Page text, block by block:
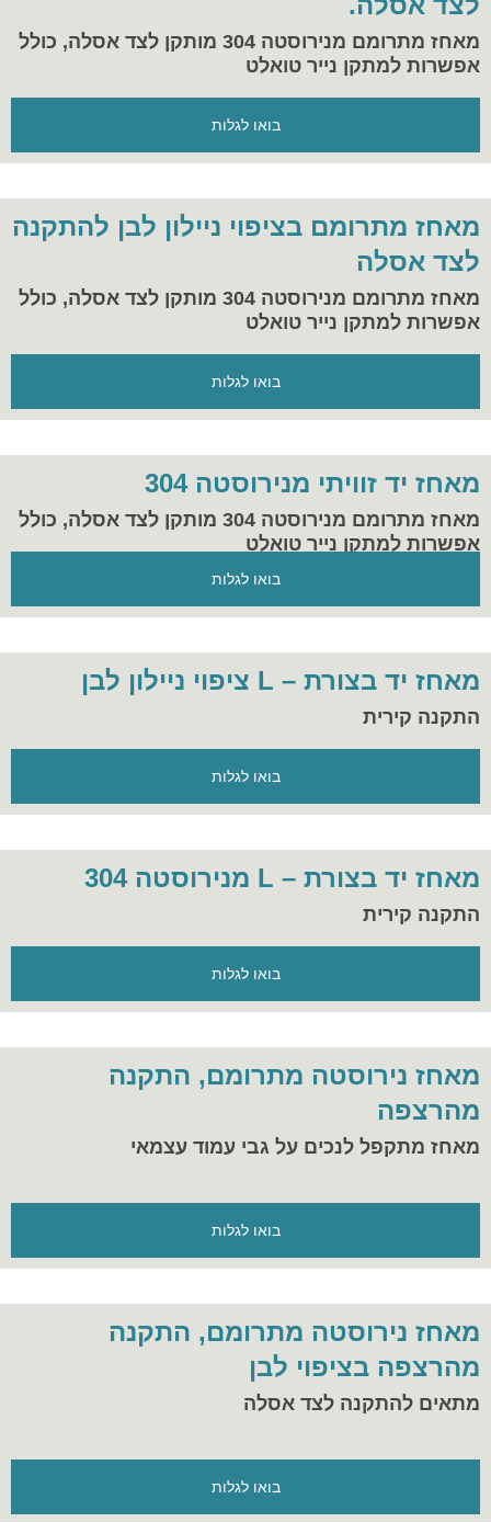
מאחז מתרומם מנירוסטה 304 מותקן לצד אסלה, כולל
אפשרות למתקן נייר טואלט
בואו לגלות
מאחז מתרומם בציפוי ניילון לבן להתקנה
לצד אסלה
מאחז מתרומם מנירוסטה 304 מותקן לצד אסלה, כולל
אפשרות למתקן נייר טואלט
בואו לגלות
מאחז יד זוויתי מנירוסטה 304
מאחז מתרומם מנירוסטה 304 מותקן לצד אסלה, כולל
אפשרות למתקן נייר טואלט
בואו לגלות
מאחז יד בצורת – L ציפוי ניילון לבן
התקנה קירית
בואו לגלות
מאחז יד בצורת – L מנירוסטה 304
התקנה קירית
בואו לגלות
מאחז נירוסטה מתרומם, התקנה
מהרצפה
מאחז מתקפל לנכים על גבי עמוד עצמאי
בואו לגלות
מאחז נירוסטה מתרומם, התקנה
מהרצפה בציפוי לבן
מתאים להתקנה לצד אסלה
בואו לגלות